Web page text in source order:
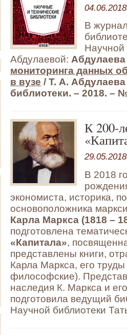
04.06.2018
В
Научной
Абдулаевой:
мониторинга данных
в вузе / Т. А.
библиотеки. – 2018. –
К 200-
29.05.2018
В 2018
экономиста, историка,
основоположника
Карла Маркса (1818 –
подготовлена
«Капитала»,
представлены книги,
Карла Маркса, его
философские).
наследия К. Маркса и
подготовила ведущий
Научной библиотеки